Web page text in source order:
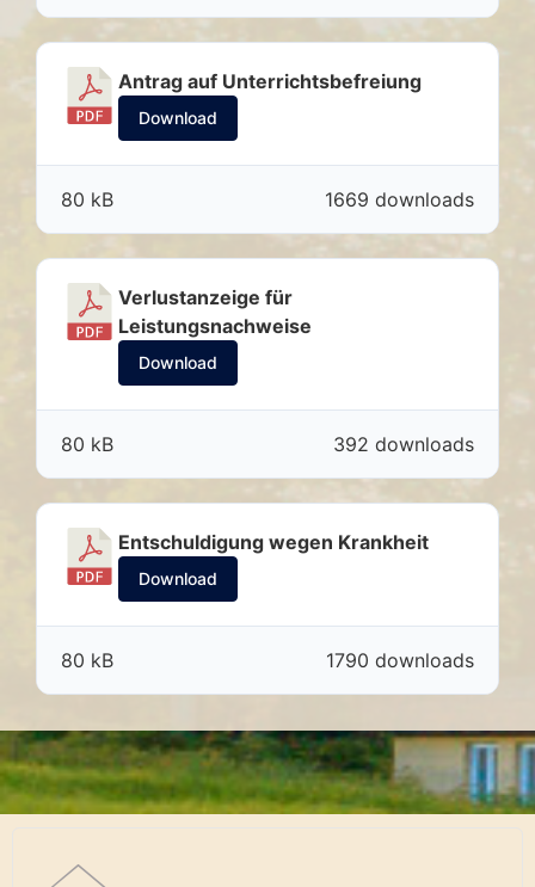
Antrag auf Unterrichtsbefreiung
Download
1669 downloads
80 kB
Verlustanzeige für
Leistungsnachweise
Download
392 downloads
80 kB
Entschuldigung wegen Krankheit
Download
1790 downloads
80 kB